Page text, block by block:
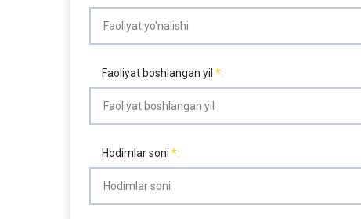
Faoliyat boshlangan yil
Hodimlar soni